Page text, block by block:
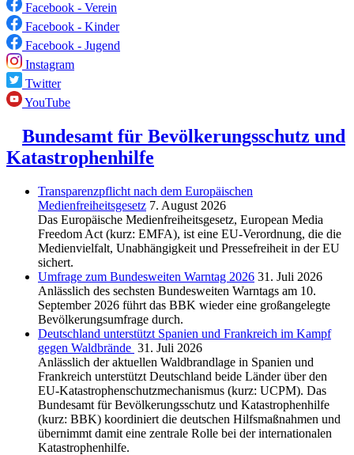
Facebook - Verein
Facebook - Kinder
Facebook - Jugend
Instagram
Twitter
YouTube
Bundesamt für Bevölkerungsschutz und
Katastrophenhilfe
Transparenzpflicht nach dem Europäischen
Medienfreiheitsgesetz 7. August 2026
Das Europäische Medienfreiheitsgesetz, European Media
Freedom Act (kurz: EMFA), ist eine EU-Verordnung, die die
Medienvielfalt, Unabhängigkeit und Pressefreiheit in der EU
sichert.
Umfrage zum Bundesweiten Warntag 2026 31. Juli 2026
Anlässlich des sechsten Bundesweiten Warntags am 10.
September 2026 führt das BBK wieder eine großangelegte
Bevölkerungsumfrage durch.
Deutschland unterstützt Spanien und Frankreich im Kampf
gegen Waldbrände 31. Juli 2026
Anlässlich der aktuellen Waldbrandlage in Spanien und
Frankreich unterstützt Deutschland beide Länder über den
EU-Katastrophenschutzmechanismus (kurz: UCPM). Das
Bundesamt für Bevölkerungsschutz und Katastrophenhilfe
(kurz: BBK) koordiniert die deutschen Hilfsmaßnahmen und
übernimmt damit eine zentrale Rolle bei der internationalen
Katastrophenhilfe.